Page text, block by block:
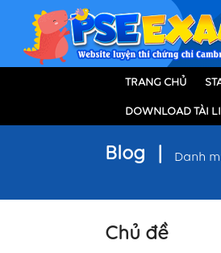
TRANG CHỦ
DOWNLOAD TÀI
Blog Danh
Chủ đề